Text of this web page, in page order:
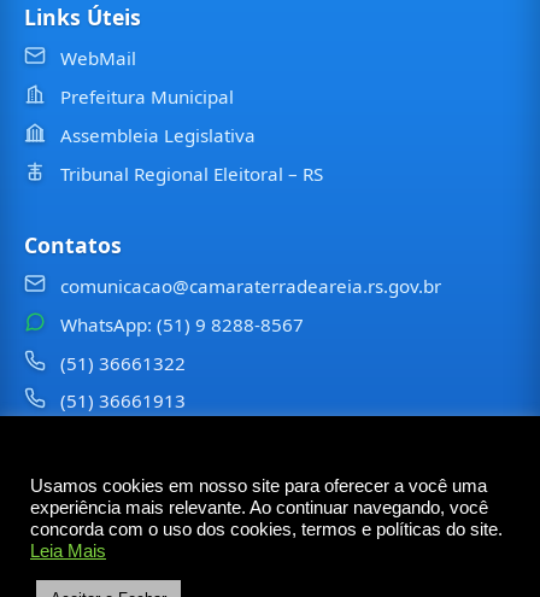
Links Úteis
WebMail
Prefeitura Municipal
Assembleia Legislativa
Tribunal Regional Eleitoral – RS
Contatos
comunicacao@camaraterradeareia.rs.gov.br
WhatsApp: (51) 9 8288-8567
(51) 36661322
(51) 36661913
©2026Câmara Municipal deTerra de Areia— Todos os
direitos reservados
Rua Tancredo Neves, 6473 – Centro – Terra de Areia
Usamos cookies em nosso site para oferecer a você uma
experiência mais relevante. Ao continuar navegando, você
concorda com o uso dos cookies, termos e políticas do site.
Leia Mais